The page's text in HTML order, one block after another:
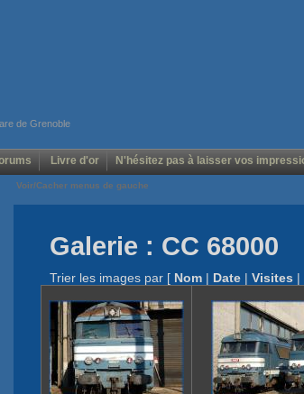
de Grenoble
Livre d'or N'hésitez pas à laisser vos
Voir/Cacher menus de gauche
Galerie : CC 68000
Trier les images par [ Nom | Date | Visites |